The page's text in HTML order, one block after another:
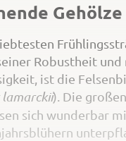
Gehölze
Robustheit
ist die
). Die großen
sich wunderbar